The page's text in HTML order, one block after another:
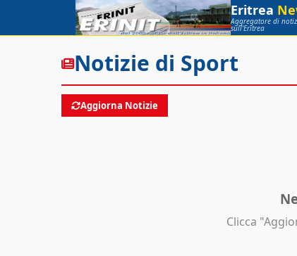
Eritrea
Aggregatore di
sull'Eritrea
Notizie di Sport
Aggiorna Notizie
Clicca